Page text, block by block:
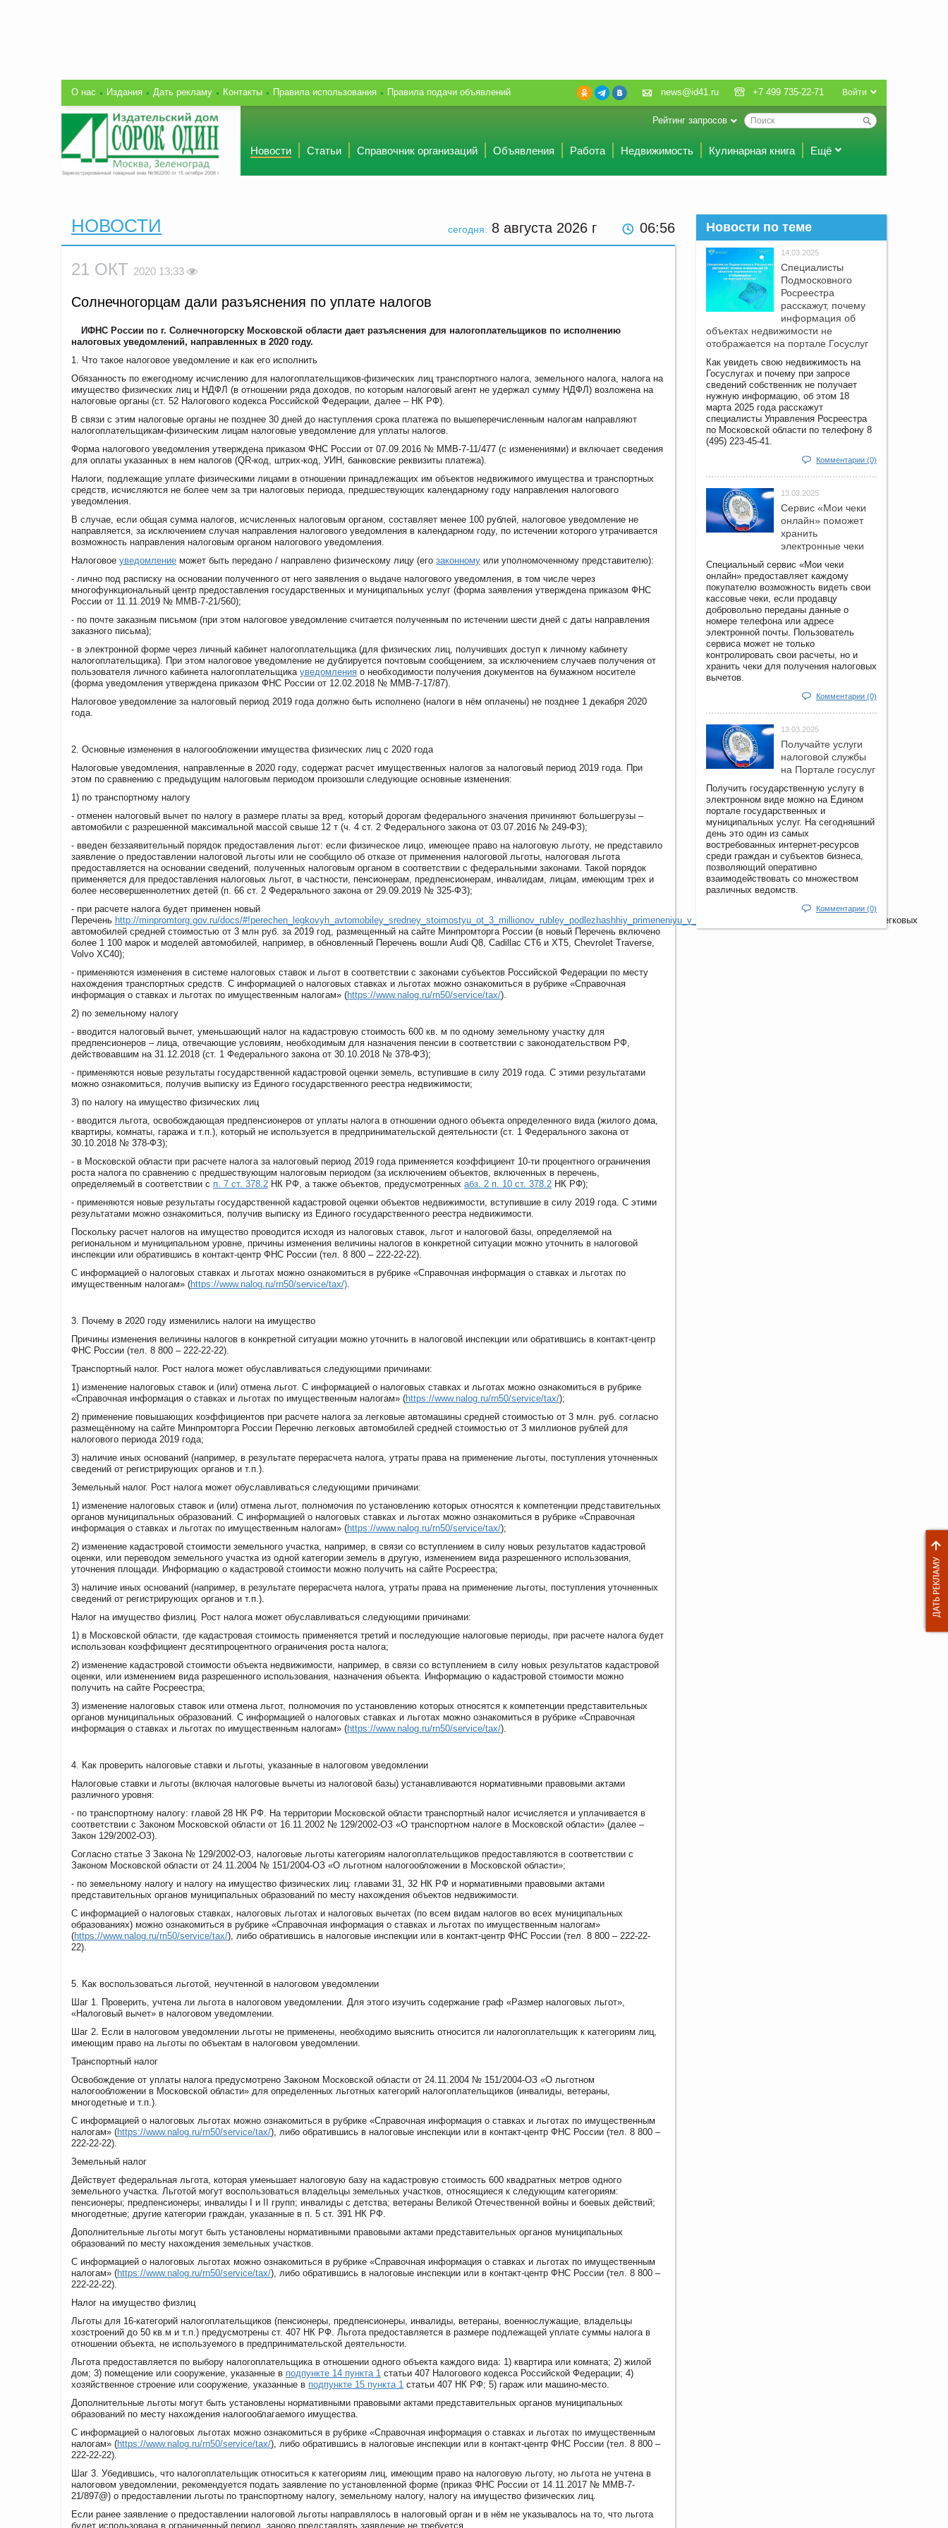
О нас Издания Дать рекламу Контакты Правила использования Правила подачи объявлений Войти
news@id41.ru +7 499 735-22-71
Рейтинг запросов
Новости Статьи Справочник организаций Объявления Работа Недвижимость Кулинарная книга Ещё
сегодня: 8 августа 2026 г 06 56
НОВОСТИ
21 ОКТ 2020 13:33
Солнечногорцам дали разъяснения по уплате налогов
ИФНС России по г. Солнечногорску Московской области дает разъяснения для налогоплательщиков по исполнению
налоговых уведомлений, направленных в 2020 году.
1. Что такое налоговое уведомление и как его исполнить
Обязанность по ежегодному исчислению для налогоплательщиков-физических лиц транспортного налога, земельного налога, налога на
имущество физических лиц и НДФЛ (в отношении ряда доходов, по которым налоговый агент не удержал сумму НДФЛ) возложена на
налоговые органы (ст. 52 Налогового кодекса Российской Федерации, далее – НК РФ).
В связи с этим налоговые органы не позднее 30 дней до наступления срока платежа по вышеперечисленным налогам направляют
налогоплательщикам-физическим лицам налоговые уведомление для уплаты налогов.
Форма налогового уведомления утверждена приказом ФНС России от 07.09.2016 № ММВ-7-11/477 (с изменениями) и включает сведения
для оплаты указанных в нем налогов (QR-код, штрих-код, УИН, банковские реквизиты платежа).
Налоги, подлежащие уплате физическими лицами в отношении принадлежащих им объектов недвижимого имущества и транспортных
средств, исчисляются не более чем за три налоговых периода, предшествующих календарному году направления налогового
уведомления.
В случае, если общая сумма налогов, исчисленных налоговым органом, составляет менее 100 рублей, налоговое уведомление не
направляется, за исключением случая направления налогового уведомления в календарном году, по истечении которого утрачивается
возможность направления налоговым органом налогового уведомления.
Налоговое уведомление может быть передано / направлено физическому лицу (его законному или уполномоченному представителю):
- лично под расписку на основании полученного от него заявления о выдаче налогового уведомления, в том числе через
многофункциональный центр предоставления государственных и муниципальных услуг (форма заявления утверждена приказом ФНС
России от 11.11.2019 № ММВ-7-21/560);
- по почте заказным письмом (при этом налоговое уведомление считается полученным по истечении шести дней с даты направления
заказного письма);
- в электронной форме через личный кабинет налогоплательщика (для физических лиц, получивших доступ к личному кабинету
налогоплательщика). При этом налоговое уведомление не дублируется почтовым сообщением, за исключением случаев получения от
пользователя личного кабинета налогоплательщика уведомления о необходимости получения документов на бумажном носителе
(форма уведомления утверждена приказом ФНС России от 12.02.2018 № ММВ-7-17/87).
Налоговое уведомление за налоговый период 2019 года должно быть исполнено (налоги в нём оплачены) не позднее 1 декабря 2020
года.
2. Основные изменения в налогообложении имущества физических лиц с 2020 года
Налоговые уведомления, направленные в 2020 году, содержат расчет имущественных налогов за налоговый период 2019 года. При
этом по сравнению с предыдущим налоговым периодом произошли следующие основные изменения:
1) по транспортному налогу
- отменен налоговый вычет по налогу в размере платы за вред, который дорогам федерального значения причиняют большегрузы –
автомобили с разрешенной максимальной массой свыше 12 т (ч. 4 ст. 2 Федерального закона от 03.07.2016 № 249-ФЗ);
- введен беззаявительный порядок предоставления льгот: если физическое лицо, имеющее право на налоговую льготу, не представило
заявление о предоставлении налоговой льготы или не сообщило об отказе от применения налоговой льготы, налоговая льгота
предоставляется на основании сведений, полученных налоговым органом в соответствии с федеральными законами. Такой порядок
применяется для предоставления налоговых льгот, в частности, пенсионерам, предпенсионерам, инвалидам, лицам, имеющим трех и
более несовершеннолетних детей (п. 66 ст. 2 Федерального закона от 29.09.2019 № 325-ФЗ);
- при расчете налога будет применен новый
Перечень http://minpromtorg.gov.ru/docs/#!perechen_legkovyh_avtomobiley_sredney_stoimostyu_ot_3_millionov_rubley_podlezhashhiy_primeneniyu_v_ocherednom_nalogovom_periode_2019_god
легковых
автомобилей средней стоимостью от 3 млн руб. за 2019 год, размещенный на сайте Минпромторга России (в новый Перечень включено
более 1 100 марок и моделей автомобилей, например, в обновленный Перечень вошли Audi Q8, Cadillac CT6 и XT5, Chevrolet Traverse,
Volvo XC40);
- применяются изменения в системе налоговых ставок и льгот в соответствии с законами субъектов Российской Федерации по месту
нахождения транспортных средств. С информацией о налоговых ставках и льготах можно ознакомиться в рубрике «Справочная
информация о ставках и льготах по имущественным налогам» (https://www.nalog.ru/rn50/service/tax/).
2) по земельному налогу
- вводится налоговый вычет, уменьшающий налог на кадастровую стоимость 600 кв. м по одному земельному участку для
предпенсионеров – лица, отвечающие условиям, необходимым для назначения пенсии в соответствии с законодательством РФ,
действовавшим на 31.12.2018 (ст. 1 Федерального закона от 30.10.2018 № 378-ФЗ);
- применяются новые результаты государственной кадастровой оценки земель, вступившие в силу 2019 года. С этими результатами
можно ознакомиться, получив выписку из Единого государственного реестра недвижимости;
3) по налогу на имущество физических лиц
- вводится льгота, освобождающая предпенсионеров от уплаты налога в отношении одного объекта определенного вида (жилого дома,
квартиры, комнаты, гаража и т.п.), который не используется в предпринимательской деятельности (ст. 1 Федерального закона от
30.10.2018 № 378-ФЗ);
- в Московской области при расчете налога за налоговый период 2019 года применяется коэффициент 10-ти процентного ограничения
роста налога по сравнению с предшествующим налоговым периодом (за исключением объектов, включенных в перечень,
определяемый в соответствии с п. 7 ст. 378.2 НК РФ, а также объектов, предусмотренных абз. 2 п. 10 ст. 378.2 НК РФ);
- применяются новые результаты государственной кадастровой оценки объектов недвижимости, вступившие в силу 2019 года. С этими
результатами можно ознакомиться, получив выписку из Единого государственного реестра недвижимости.
Поскольку расчет налогов на имущество проводится исходя из налоговых ставок, льгот и налоговой базы, определяемой на
региональном и муниципальном уровне, причины изменения величины налогов в конкретной ситуации можно уточнить в налоговой
инспекции или обратившись в контакт-центр ФНС России (тел. 8 800 – 222-22-22).
С информацией о налоговых ставках и льготах можно ознакомиться в рубрике «Справочная информация о ставках и льготах по
имущественным налогам» (https://www.nalog.ru/rn50/service/tax/)
3. Почему в 2020 году изменились налоги на имущество
Причины изменения величины налогов в конкретной ситуации можно уточнить в налоговой инспекции или обратившись в контакт-центр
ФНС России (тел. 8 800 – 222-22-22).
Транспортный налог. Рост налога может обуславливаться следующими причинами:
1) изменение налоговых ставок и (или) отмена льгот. С информацией о налоговых ставках и льготах можно ознакомиться в рубрике
«Справочная информация о ставках и льготах по имущественным налогам» (https://www.nalog.ru/rn50/service/tax/);
2) применение повышающих коэффициентов при расчете налога за легковые автомашины средней стоимостью от 3 млн. руб. согласно
размещённому на сайте Минпромторга России Перечню легковых автомобилей средней стоимостью от 3 миллионов рублей для
налогового периода 2019 года;
3) наличие иных оснований (например, в результате перерасчета налога, утраты права на применение льготы, поступления уточненных
сведений от регистрирующих органов и т.п.).
Земельный налог. Рост налога может обуславливаться следующими причинами:
1) изменение налоговых ставок и (или) отмена льгот, полномочия по установлению которых относятся к компетенции представительных
органов муниципальных образований. С информацией о налоговых ставках и льготах можно ознакомиться в рубрике «Справочная
информация о ставках и льготах по имущественным налогам» (https://www.nalog.ru/rn50/service/tax/);
2) изменение кадастровой стоимости земельного участка, например, в связи со вступлением в силу новых результатов кадастровой
оценки, или переводом земельного участка из одной категории земель в другую, изменением вида разрешенного использования,
уточнения площади. Информацию о кадастровой стоимости можно получить на сайте Росреестра;
3) наличие иных оснований (например, в результате перерасчета налога, утраты права на применение льготы, поступления уточненных
сведений от регистрирующих органов и т.п.).
Налог на имущество физлиц. Рост налога может обуславливаться следующими причинами:
1) в Московской области, где кадастровая стоимость применяется третий и последующие налоговые периоды, при расчете налога будет
использован коэффициент десятипроцентного ограничения роста налога;
2) изменение кадастровой стоимости объекта недвижимости, например, в связи со вступлением в силу новых результатов кадастровой
оценки, или изменением вида разрешенного использования, назначения объекта. Информацию о кадастровой стоимости можно
получить на сайте Росреестра;
3) изменение налоговых ставок или отмена льгот, полномочия по установлению которых относятся к компетенции представительных
органов муниципальных образований. С информацией о налоговых ставках и льготах можно ознакомиться в рубрике «Справочная
информация о ставках и льготах по имущественным налогам» (https://www.nalog.ru/rn50/service/tax/).
4. Как проверить налоговые ставки и льготы, указанные в налоговом уведомлении
Налоговые ставки и льготы (включая налоговые вычеты из налоговой базы) устанавливаются нормативными правовыми актами
различного уровня:
- по транспортному налогу: главой 28 НК РФ. На территории Московской области транспортный налог исчисляется и уплачивается в
соответствии с Законом Московской области от 16.11.2002 № 129/2002-ОЗ «О транспортном налоге в Московской области» (далее –
Закон 129/2002-ОЗ).
Согласно статье 3 Закона № 129/2002-ОЗ, налоговые льготы категориям налогоплательщиков предоставляются в соответствии с
Законом Московской области от 24.11.2004 № 151/2004-ОЗ «О льготном налогообложении в Московской области»;
- по земельному налогу и налогу на имущество физических лиц: главами 31, 32 НК РФ и нормативными правовыми актами
представительных органов муниципальных образований по месту нахождения объектов недвижимости.
С информацией о налоговых ставках, налоговых льготах и налоговых вычетах (по всем видам налогов во всех муниципальных
образованиях) можно ознакомиться в рубрике «Справочная информация о ставках и льготах по имущественным налогам»
(https://www.nalog.ru/rn50/service/tax/), либо обратившись в налоговые инспекции или в контакт-центр ФНС России (тел. 8 800 – 222-22-
22).
5. Как воспользоваться льготой, неучтенной в налоговом уведомлении
Шаг 1. Проверить, учтена ли льгота в налоговом уведомлении. Для этого изучить содержание граф «Размер налоговых льгот»,
«Налоговый вычет» в налоговом уведомлении.
Шаг 2. Если в налоговом уведомлении льготы не применены, необходимо выяснить относится ли налогоплательщик к категориям лиц,
имеющим право на льготы по объектам в налоговом уведомлении.
Транспортный налог
Освобождение от уплаты налога предусмотрено Законом Московской области от 24.11.2004 № 151/2004-ОЗ «О льготном
налогообложении в Московской области» для определенных льготных категорий налогоплательщиков (инвалиды, ветераны,
многодетные и т.п.).
С информацией о налоговых льготах можно ознакомиться в рубрике «Справочная информация о ставках и льготах по имущественным
налогам» (https://www.nalog.ru/rn50/service/tax/), либо обратившись в налоговые инспекции или в контакт-центр ФНС России (тел. 8 800 –
222-22-22).
Земельный налог
Действует федеральная льгота, которая уменьшает налоговую базу на кадастровую стоимость 600 квадратных метров одного
земельного участка. Льготой могут воспользоваться владельцы земельных участков, относящиеся к следующим категориям:
пенсионеры; предпенсионеры; инвалиды I и II групп; инвалиды с детства; ветераны Великой Отечественной войны и боевых действий;
многодетные; другие категории граждан, указанные в п. 5 ст. 391 НК РФ.
Дополнительные льготы могут быть установлены нормативными правовыми актами представительных органов муниципальных
образований по месту нахождения земельных участков.
С информацией о налоговых льготах можно ознакомиться в рубрике «Справочная информация о ставках и льготах по имущественным
налогам» (https://www.nalog.ru/rn50/service/tax/), либо обратившись в налоговые инспекции или в контакт-центр ФНС России (тел. 8 800 –
222-22-22).
Налог на имущество физлиц
Льготы для 16-категорий налогоплательщиков (пенсионеры, предпенсионеры, инвалиды, ветераны, военнослужащие, владельцы
хозстроений до 50 кв.м и т.п.) предусмотрены ст. 407 НК РФ. Льгота предоставляется в размере подлежащей уплате суммы налога в
отношении объекта, не используемого в предпринимательской деятельности.
Льгота предоставляется по выбору налогоплательщика в отношении одного объекта каждого вида: 1) квартира или комната; 2) жилой
дом; 3) помещение или сооружение, указанные в подпункте 14 пункта 1 статьи 407 Налогового кодекса Российской Федерации; 4)
хозяйственное строение или сооружение, указанные в подпункте 15 пункта 1 статьи 407 НК РФ; 5) гараж или машино-место.
Дополнительные льготы могут быть установлены нормативными правовыми актами представительных органов муниципальных
образований по месту нахождения налогооблагаемого имущества.
С информацией о налоговых льготах можно ознакомиться в рубрике «Справочная информация о ставках и льготах по имущественным
налогам» (https://www.nalog.ru/rn50/service/tax/), либо обратившись в налоговые инспекции или в контакт-центр ФНС России (тел. 8 800 –
222-22-22).
Шаг 3. Убедившись, что налогоплательщик относиться к категориям лиц, имеющим право на налоговую льготу, но льгота не учтена в
налоговом уведомлении, рекомендуется подать заявление по установленной форме (приказ ФНС России от 14.11.2017 № ММВ-7-
21/897@) о предоставлении льготы по транспортному налогу, земельному налогу, налогу на имущество физических лиц.
Если ранее заявление о предоставлении налоговой льготы направлялось в налоговый орган и в нём не указывалось на то, что льгота
будет использована в ограниченный период, заново представлять заявление не требуется.
Новости по теме
14.03.2025
Специалисты
Подмосковного
Росреестра
расскажут, почему
информация об
объектах недвижимости не
отображается на портале Госуслуг
Как увидеть свою недвижимость на
Госуслугах и почему при запросе
сведений собственник не получает
нужную информацию, об этом 18
марта 2025 года расскажут
специалисты Управления Росреестра
по Московской области по телефону 8
(495) 223-45-41.
Комментарии (0)
13.03.2025
Сервис «Мои чеки
онлайн» поможет
хранить
электронные чеки
Специальный сервис «Мои чеки
онлайн» предоставляет каждому
покупателю возможность видеть свои
кассовые чеки, если продавцу
добровольно переданы данные о
номере телефона или адресе
электронной почты. Пользователь
сервиса может не только
контролировать свои расчеты, но и
хранить чеки для получения налоговых
вычетов.
Комментарии (0)
13.03.2025
Получайте услуги
налоговой службы
на Портале госyслуг
Получить государственную услугу в
электронном виде можно на Едином
портале государственных и
муниципальных услуг. На сегодняшний
день это один из самых
востребованных интернет-ресурсов
среди граждан и субъектов бизнеса,
позволяющий оперативно
взаимодействовать со множеством
различных ведомств.
Комментарии (0)